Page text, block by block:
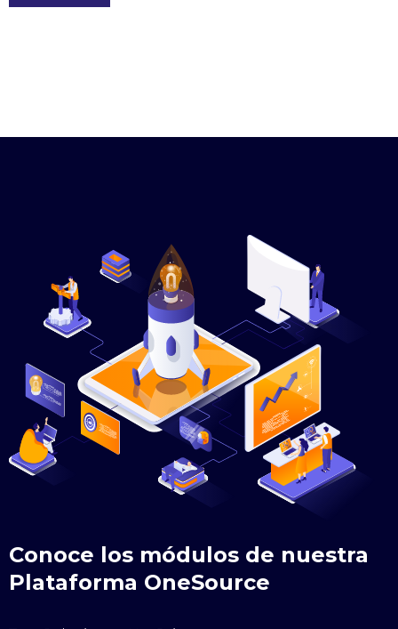
Conoce los módulos de nuestra
Plataforma OneSource